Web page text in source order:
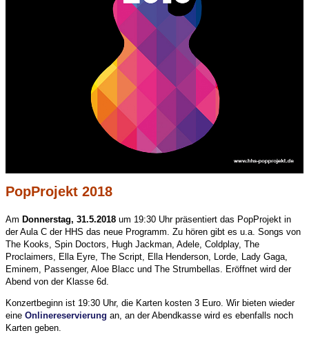
PopProjekt 2018
Am Donnerstag, 31.5.2018 um 19:30 Uhr präsentiert das PopProjekt in
der Aula C der HHS das neue Programm. Zu hören gibt es u.a. Songs von
The Kooks, Spin Doctors, Hugh Jackman, Adele, Coldplay, The
Proclaimers, Ella Eyre, The Script, Ella Henderson, Lorde, Lady Gaga,
Eminem, Passenger, Aloe Blacc und The Strumbellas. Eröffnet wird der
Abend von der Klasse 6d.
Konzertbeginn ist 19:30 Uhr, die Karten kosten 3 Euro. Wir bieten wieder
eine Onlinereservierung an, an der Abendkasse wird es ebenfalls noch
Karten geben.